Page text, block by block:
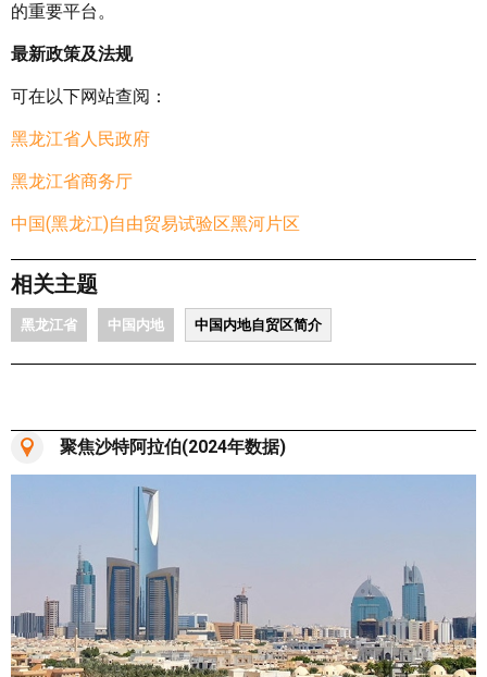
的重要平台。
最新政策及法规
可在以下网站查阅：
黑龙江省人民政府
黑龙江省商务厅
中国(黑龙江)自由贸易试验区黑河片区
相关主题
黑龙江省 中国内地 中国内地自贸区简介
聚焦沙特阿拉伯(2024年数据)